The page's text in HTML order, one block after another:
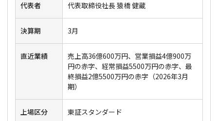
代表者 代表取締役社長 猿橋 健蔵
決算期 3月
直近業績
売上高36億600万円、営業損益4億900万
円の赤字、経常損益5500万円の赤字、最
終損益2億5500万円の赤字（2026年3月
期）
上場区分 東証スタンダード